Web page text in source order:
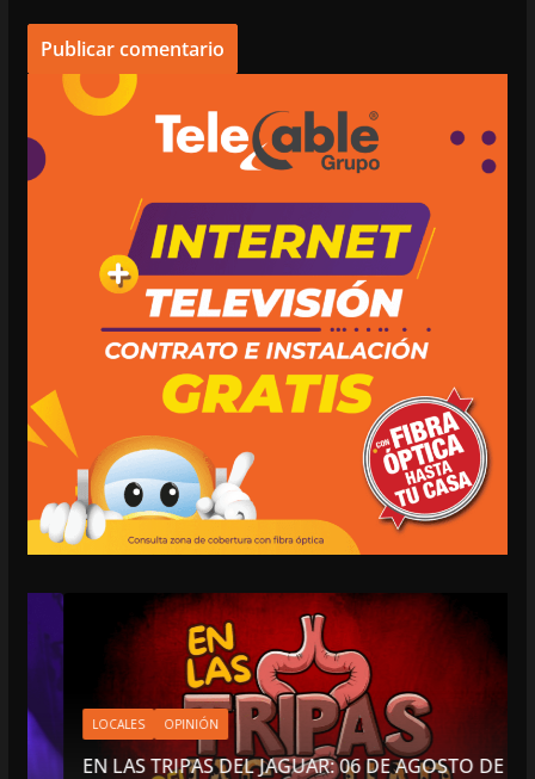
LOCALES OPINIÓN
EN LAS TRIPAS DEL JAGUAR: 06 DE AGOSTO DE